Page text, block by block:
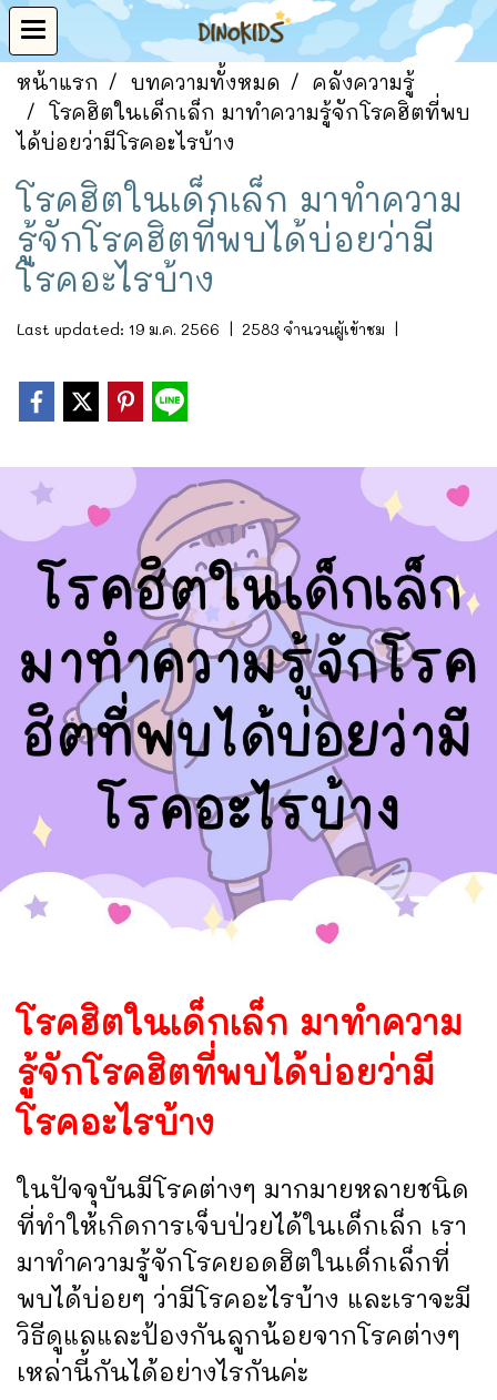
หน้าแรก บทความทั้งหมด
คลังความรู้
โรคฮิตในเด็กเล็ก มาทำความรู้จักโรคฮิตที่พบ
ได้บ่อยว่ามีโรคอะไรบ้าง
โรคฮิตในเด็กเล็ก มาทำความ
รู้จักโรคฮิตที่พบได้บ่อยว่ามี
โรคอะไรบ้าง
Last updated: 19 ม.ค. 2566 | 2583 จำนวนผู้เข้าชม |
โรคฮิตในเด็กเล็ก มาทำความ
รู้จักโรคฮิตที่พบได้บ่อยว่ามี
โรคอะไรบ้าง
ในปัจจุบันมีโรคต่างๆ มากมายหลายชนิด
ที่ทำให้เกิดการเจ็บป่วยได้ในเด็กเล็ก เรา
มาทำความรู้จักโรคยอดฮิตในเด็กเล็กที่
พบได้บ่อยๆ ว่ามีโรคอะไรบ้าง และเราจะมี
วิธีดูแลและป้องกันลูกน้อยจากโรคต่างๆ
เหล่านี้กันได้อย่างไรกันค่ะ